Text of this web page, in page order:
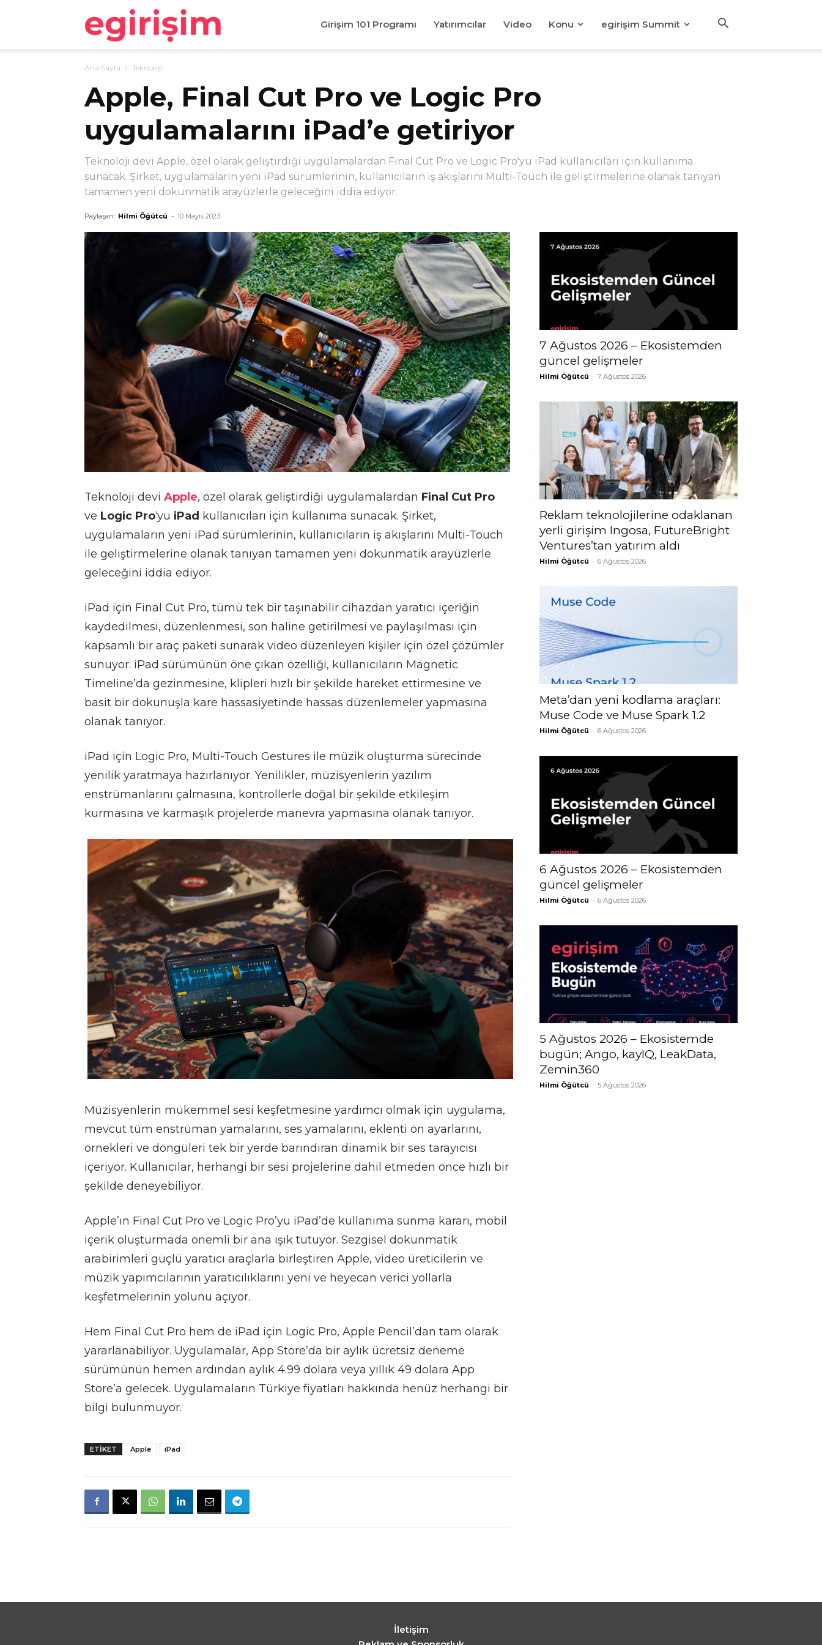
egirişim Girişim 101 Programı Yatırımcılar Video Konu egirişim Summit
Ana Sayfa Teknoloji
Apple, Final Cut Pro ve Logic Pro
uygulamalarını iPad’e getiriyor
Teknoloji devi Apple, özel olarak geliştirdiği uygulamalardan Final Cut Pro ve Logic Pro'yu iPad kullanıcıları için kullanıma
sunacak. Şirket, uygulamaların yeni iPad sürümlerinin, kullanıcıların iş akışlarını Multi-Touch ile geliştirmelerine olanak tanıyan
tamamen yeni dokunmatik arayüzlerle geleceğini iddia ediyor.
Paylaşan: Hilmi Öğütcü - 10 Mayıs 2023
Teknoloji devi Apple, özel olarak geliştirdiği uygulamalardan Final Cut Pro
ve Logic Pro‘yu iPad kullanıcıları için kullanıma sunacak. Şirket,
uygulamaların yeni iPad sürümlerinin, kullanıcıların iş akışlarını Multi-Touch
ile geliştirmelerine olanak tanıyan tamamen yeni dokunmatik arayüzlerle
geleceğini iddia ediyor.
iPad için Final Cut Pro, tümü tek bir taşınabilir cihazdan yaratıcı içeriğin
kaydedilmesi, düzenlenmesi, son haline getirilmesi ve paylaşılması için
kapsamlı bir araç paketi sunarak video düzenleyen kişiler için özel çözümler
sunuyor. iPad sürümünün öne çıkan özelliği, kullanıcıların Magnetic
Timeline’da gezinmesine, klipleri hızlı bir şekilde hareket ettirmesine ve
basit bir dokunuşla kare hassasiyetinde hassas düzenlemeler yapmasına
olanak tanıyor.
iPad için Logic Pro, Multi-Touch Gestures ile müzik oluşturma sürecinde
yenilik yaratmaya hazırlanıyor. Yenilikler, müzisyenlerin yazılım
enstrümanlarını çalmasına, kontrollerle doğal bir şekilde etkileşim
kurmasına ve karmaşık projelerde manevra yapmasına olanak tanıyor.
Müzisyenlerin mükemmel sesi keşfetmesine yardımcı olmak için uygulama,
mevcut tüm enstrüman yamalarını, ses yamalarını, eklenti ön ayarlarını,
örnekleri ve döngüleri tek bir yerde barındıran dinamik bir ses tarayıcısı
içeriyor. Kullanıcılar, herhangi bir sesi projelerine dahil etmeden önce hızlı bir
şekilde deneyebiliyor.
Apple’ın Final Cut Pro ve Logic Pro’yu iPad’de kullanıma sunma kararı, mobil
içerik oluşturmada önemli bir ana ışık tutuyor. Sezgisel dokunmatik
arabirimleri güçlü yaratıcı araçlarla birleştiren Apple, video üreticilerin ve
müzik yapımcılarının yaratıcılıklarını yeni ve heyecan verici yollarla
keşfetmelerinin yolunu açıyor.
Hem Final Cut Pro hem de iPad için Logic Pro, Apple Pencil’dan tam olarak
yararlanabiliyor. Uygulamalar, App Store’da bir aylık ücretsiz deneme
sürümünün hemen ardından aylık 4.99 dolara veya yıllık 49 dolara App
Store’a gelecek. Uygulamaların Türkiye fiyatları hakkında henüz herhangi bir
bilgi bulunmuyor.
ETIKET Apple iPad
7 Ağustos 2026 – Ekosistemden
güncel gelişmeler
Hilmi Öğütcü - 7 Ağustos 2026
Reklam teknolojilerine odaklanan
yerli girişim Ingosa, FutureBright
Ventures’tan yatırım aldı
Hilmi Öğütcü - 6 Ağustos 2026
Meta’dan yeni kodlama araçları:
Muse Code ve Muse Spark 1.2
Hilmi Öğütcü - 6 Ağustos 2026
6 Ağustos 2026 – Ekosistemden
güncel gelişmeler
Hilmi Öğütcü - 6 Ağustos 2026
5 Ağustos 2026 – Ekosistemde
bugün; Ango, kayIQ, LeakData,
Zemin360
Hilmi Öğütcü - 5 Ağustos 2026
İletişim